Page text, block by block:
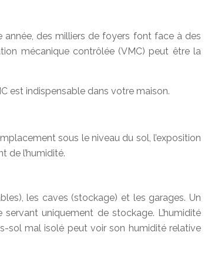
année, des milliers de foyers font face à des
mécanique contrôlée (VMC) peut être la
est indispensable dans votre maison.
sous le niveau du sol, l’exposition
de l’humidité.
les caves (stockage) et les garages. Un
uniquement de stockage. L’humidité
sol mal isolé peut voir son humidité relative